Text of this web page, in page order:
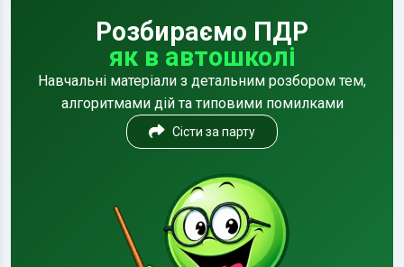
Розбираємо ПДР
як в автошколі
Навчальні матеріали з детальним розбором тем,
алгоритмами дій та типовими помилками
Сісти за парту